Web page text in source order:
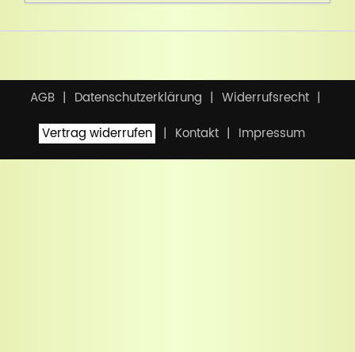
AGB Datenschutzerklärung
Widerrufsrecht
Vertrag widerrufen
Kontakt Impressum